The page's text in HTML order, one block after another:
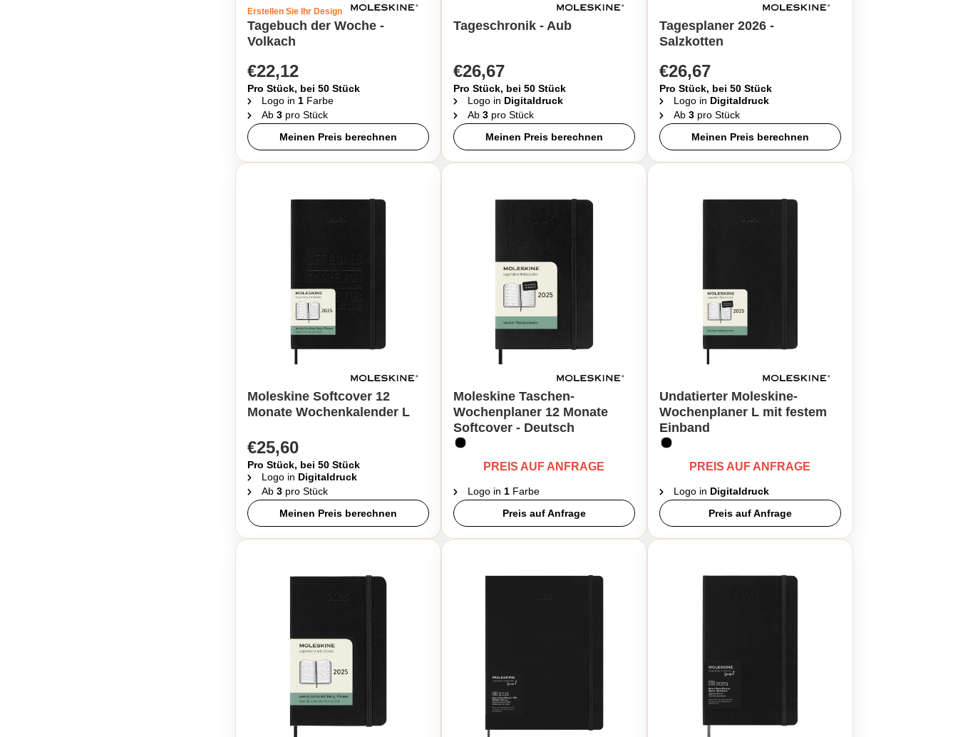
Erstellen Sie Ihr Design
Tagebuch der Woche -
Volkach
€22,12
Pro Stück, bei 50 Stück
Logo in 1 Farbe
Ab 3 pro Stück
Meinen Preis berechnen
Tageschronik - Aub
€26,67
Pro Stück, bei 50 Stück
Logo in Digitaldruck
Ab 3pro Stück
Meinen Preis berechnen
Tagesplaner 2026 -
Salzkotten
€26,67
Pro Stück, bei 50 Stück
Logo in Digitaldruck
Ab 3pro Stück
Meinen Preis berechnen
Moleskine Softcover 12
Monate Wochenkalender L
€25,60
Pro Stück, bei 50 Stück
Logo in Digitaldruck
Ab 3 pro Stück
Meinen Preis berechnen
Moleskine Taschen-
Wochenplaner 12 Monate
Softcover - Deutsch
PREIS AUF ANFRAGE
Logo in 1Farbe
Preis auf Anfrage
Undatierter Moleskine-
Wochenplaner L mit festem
Einband
PREIS AUF ANFRAGE
Logo in Digitaldruck
Preis auf Anfrage